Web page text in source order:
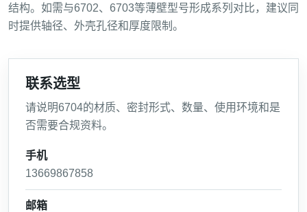
结构。如需与6702、6703等薄壁型号形成系列对比，建议同
时提供轴径、外壳孔径和厚度限制。
联系选型
请说明6704的材质、密封形式、数量、使用环境和是
否需要合规资料。
手机
13669867858
邮箱